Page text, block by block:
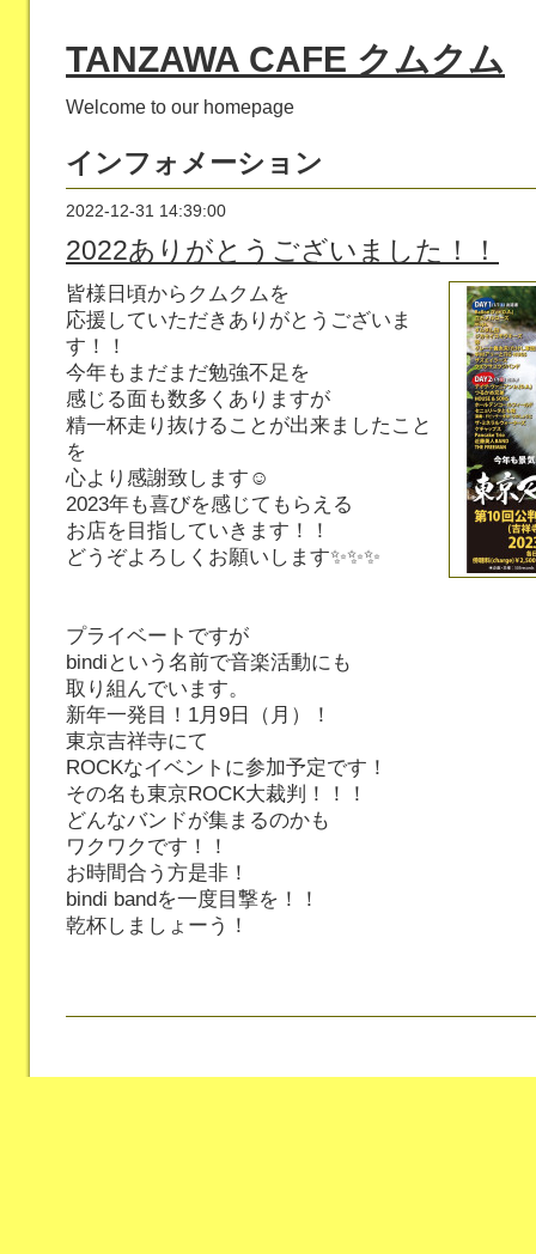
TANZAWA CAFE クムクム
Welcome to our homepage
インフォメーション
2022-12-31 14:39:00
2022ありがとうございました！！
皆様日頃からクムクムを
応援していただきありがとうございま
す！！
今年もまだまだ勉強不足を
感じる面も数多くありますが
精一杯走り抜けることが出来ましたこと
を
心より感謝致します☺️
2023年も喜びを感じてもらえる
お店を目指していきます！！
どうぞよろしくお願いします✨✨✨
プライベートですが
bindiという名前で音楽活動にも
取り組んでいます。
新年一発目！1月9日（月）！
東京吉祥寺にて
ROCKなイベントに参加予定です！
その名も東京ROCK大裁判！！！
どんなバンドが集まるのかも
ワクワクです！！
お時間合う方是非！
bindi bandを一度目撃を！！
乾杯しましょーう！